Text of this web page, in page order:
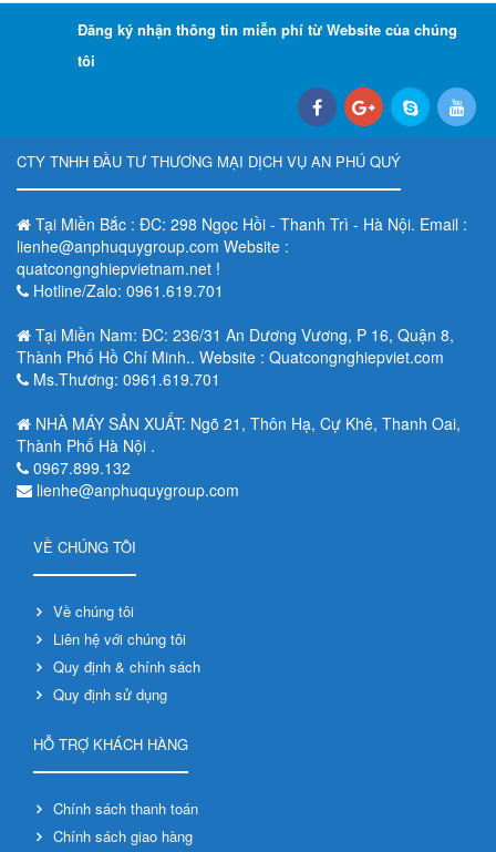
Đăng ký nhận thông tin miễn phí từ Website của chúng
tôi
CTY TNHH ĐẦU TƯ THƯƠNG MẠI DỊCH VỤ AN PHÚ QUÝ
Tại Miền Bắc : ĐC: 298 Ngọc Hồi - Thanh Trì - Hà Nội. Email :
lienhe@anphuquygroup.com Website :
quatcongnghiepvietnam.net !
Hotline/Zalo: 0961.619.701
Tại Miền Nam: ĐC: 236/31 An Dương Vương, P 16, Quận 8,
Thành Phố Hồ Chí Minh.. Website : Quatcongnghiepviet.com
Ms.Thương: 0961.619.701
NHÀ MÁY SẢN XUẤT: Ngõ 21, Thôn Hạ, Cự Khê, Thanh Oai,
Thành Phố Hà Nội .
0967.899.132
lienhe@anphuquygroup.com
VỀ CHÚNG TÔI
Về chúng tôi
Liên hệ với chúng tôi
Quy định & chính sách
Quy định sử dụng
HỖ TRỢ KHÁCH HÀNG
Chính sách thanh toán
Chính sách giao hàng